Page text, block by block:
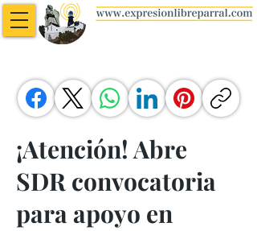
¡Atención! Abre
SDR convocatoria
para apoyo en